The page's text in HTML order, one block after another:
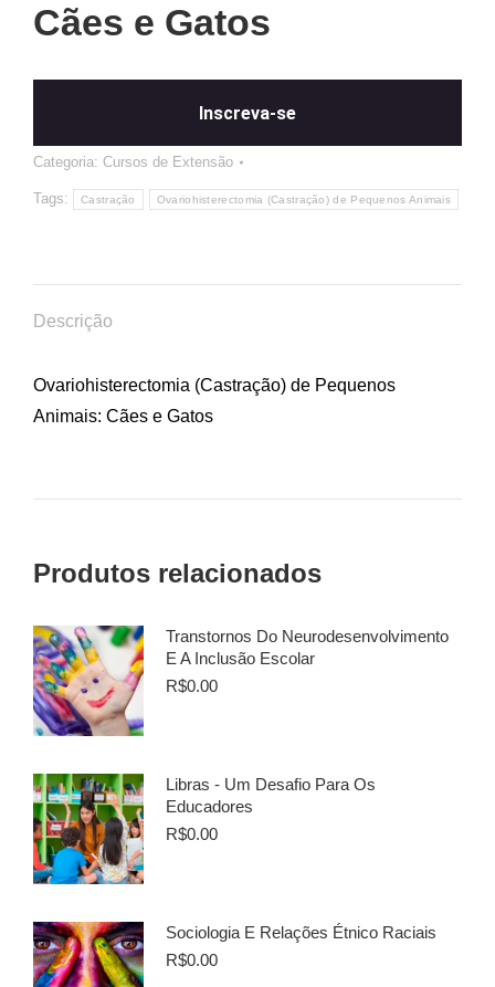
Cães e Gatos
Inscreva-se
Categoria: Cursos de Extensão
Tags: Castração Ovariohisterectomia (Castração) de Pequenos Animais
Descrição
Ovariohisterectomia (Castração) de Pequenos
Animais: Cães e Gatos
Produtos relacionados
Transtornos Do Neurodesenvolvimento
E A Inclusão Escolar
R$0.00
Libras - Um Desafio Para Os
Educadores
R$0.00
Sociologia E Relações Étnico Raciais
R$0.00